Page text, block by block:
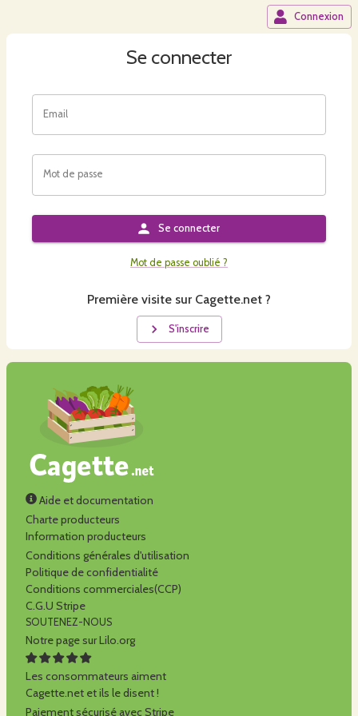
Connexion
Se connecter
Email
Mot de passe
Se connecter
Mot de passe oublié ?
Première visite sur Cagette.net ?
S'inscrire
Aide et documentation
Charte producteurs
Information producteurs
Conditions générales d'utilisation
Politique de confidentialité
Conditions commerciales(CCP)
C.G.U Stripe
SOUTENEZ-NOUS
Notre page sur Lilo.org
Les consommateurs aiment
Cagette.net et ils le disent !
Paiement sécurisé avec Stripe